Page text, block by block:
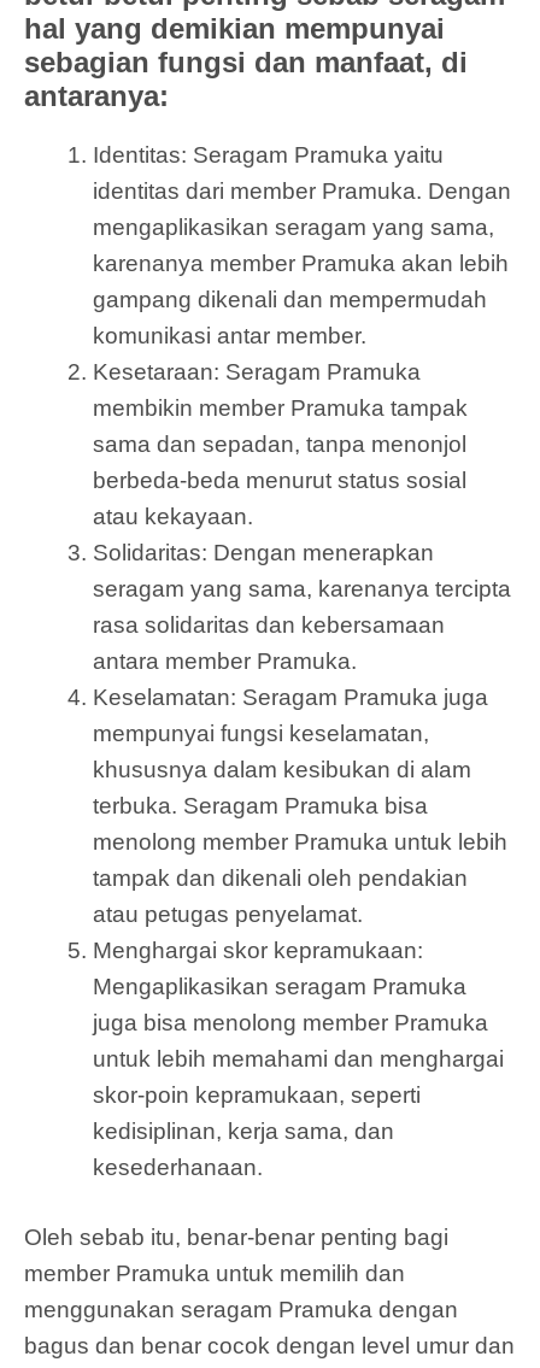
hal yang demikian mempunyai
sebagian fungsi dan manfaat, di
antaranya:
Identitas: Seragam Pramuka yaitu
identitas dari member Pramuka. Dengan
mengaplikasikan seragam yang sama,
karenanya member Pramuka akan lebih
gampang dikenali dan mempermudah
komunikasi antar member.
Kesetaraan: Seragam Pramuka
membikin member Pramuka tampak
sama dan sepadan, tanpa menonjol
berbeda-beda menurut status sosial
atau kekayaan.
Solidaritas: Dengan menerapkan
seragam yang sama, karenanya tercipta
rasa solidaritas dan kebersamaan
antara member Pramuka.
Keselamatan: Seragam Pramuka juga
mempunyai fungsi keselamatan,
khususnya dalam kesibukan di alam
terbuka. Seragam Pramuka bisa
menolong member Pramuka untuk lebih
tampak dan dikenali oleh pendakian
atau petugas penyelamat.
Menghargai skor kepramukaan:
Mengaplikasikan seragam Pramuka
juga bisa menolong member Pramuka
untuk lebih memahami dan menghargai
skor-poin kepramukaan, seperti
kedisiplinan, kerja sama, dan
kesederhanaan.
Oleh sebab itu, benar-benar penting bagi
member Pramuka untuk memilih dan
menggunakan seragam Pramuka dengan
bagus dan benar cocok dengan level umur dan